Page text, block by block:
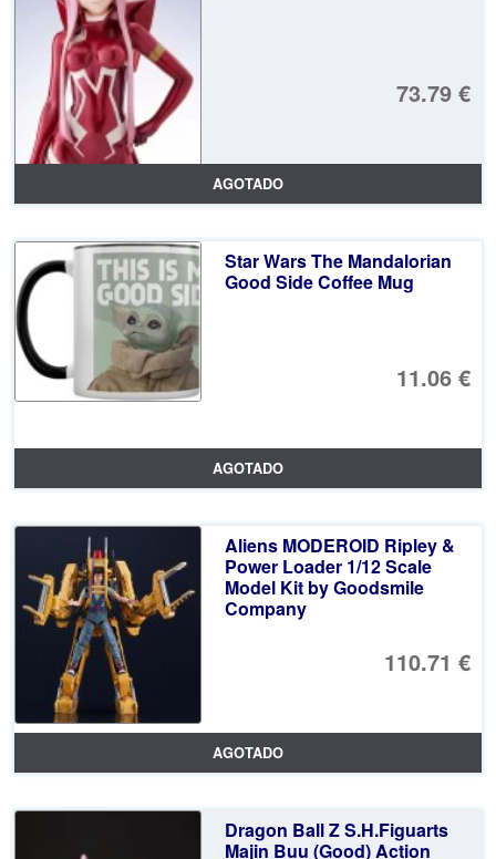
73.79 €
AGOTADO
Star Wars The Mandalorian
Good Side Coffee Mug
11.06 €
AGOTADO
Aliens MODEROID Ripley &
Power Loader 1/12 Scale
Model Kit by Goodsmile
Company
110.71 €
AGOTADO
Dragon Ball Z S.H.Figuarts
Majin Buu (Good) Action